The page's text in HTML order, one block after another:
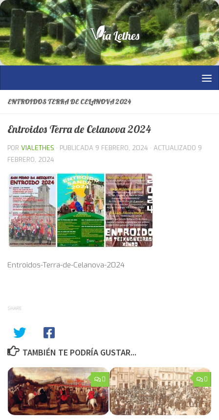
Saltar al contenido
ENTROIDOS TERRA DE CELANOVA 2024
Entroidos Terra de Celanova 2024
POR VIALETHES · PUBLICADA 9 FEBRERO, 2024 · ACTUALIZADO 9
FEBRERO, 2024
Entroidos-Terra-de-Celanova-2024
SHARE
TAMBIÉN TE PODRÍA GUSTAR...
0 0